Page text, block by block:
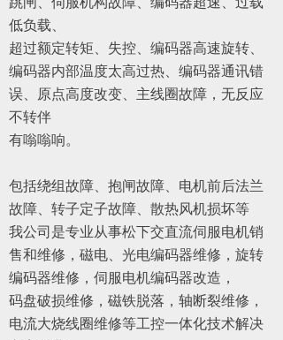
低负载、
超过额定转矩、失控、编码器高速旋转、
编码器内部温度太高过热、编码器通讯错
误、原点高度改变、主线圈故障，无反应
不转伴
有嗡嗡响。
包括绕组故障、抱闸故障、电机前后法兰
故障、转子定子故障、散热风机损坏等
我公司是专业从事松下交直流伺服电机销
售和维修，磁电、光电编码器维修，旋转
编码器维修，伺服电机编码器改造，
码盘破损维修，磁铁脱落，轴断裂维修，
电流大烧线圈维修等工控一体化技术解决